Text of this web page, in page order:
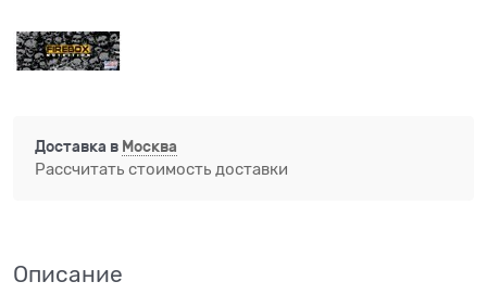
Доставка в Москва
Рассчитать стоимость доставки
Описание